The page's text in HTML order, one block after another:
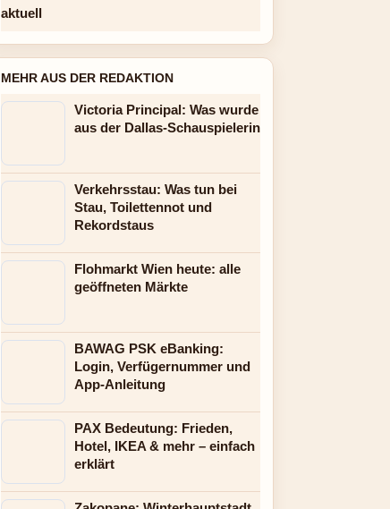
aktuell
MEHR AUS DER REDAKTION
Victoria Principal: Was wurde
aus der Dallas-Schauspielerin
Verkehrsstau: Was tun bei
Stau, Toilettennot und
Rekordstaus
Flohmarkt Wien heute: alle
geöffneten Märkte
BAWAG PSK eBanking:
Login, Verfügernummer und
App-Anleitung
PAX Bedeutung: Frieden,
Hotel, IKEA & mehr – einfach
erklärt